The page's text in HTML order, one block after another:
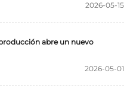
2026-05-15
abre un nuevo
2026-05-01